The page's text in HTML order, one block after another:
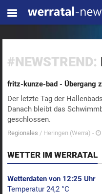
#NEWSTREND:
fritz-kunze-bad - Übergang
Der letzte Tag der
Danach bleibt das
geschlossen.
Regionales / Heringen (Werra) -
WETTER IM WERRATAL
Wetterdaten von 12:25 Uhr
Temperatur 24,2 °C